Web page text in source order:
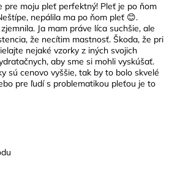
pre moju pleť perfektný! Pleť je po ňom
nepálila ma po ňom pleť 😊.
Ja mam práve líca suchšie, ale
že necítim mastnosť. Škoda, že pri
nejaké vzorky z iných svojich
aby sme si mohli vyskúšať.
sú cenovo vyššie, tak by to bolo skvelé
pre ľudí s problematikou pleťou je to